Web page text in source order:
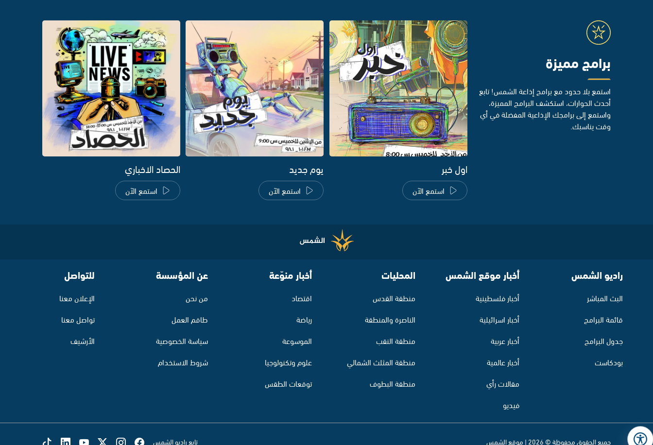
برامج مميزة
استمع بلا حدود مع برامج إذاعة الشمس! تابع
أحدث الحوارات، استكشف البرامج المميزة،
واستمع إلى برامجك الإذاعية المفضلة في أي
وقت يناسبك.
اول خبر
استمع الآن
يوم جديد
استمع الآن
الحصاد الاخباري
استمع الآن
راديو الشمس
البث المباشر
قائمة البرامج
جدول البرامج
بودكاست
أخبار موقع الشمس
أخبار فلسطينية
أخبار اسرائيلية
أخبار عربية
أخبار عالمية
مقالات رأي
فيديو
المحليات
منطقة القدس
الناصرة والمنطقة
منطقة النقب
منطقة المثلث الشمالي
منطقة البطوف
أخبار منوّعة
اقتصاد
رياضة
الموسوعة
علوم وتكنولوجيا
توقعات الطقس
عن المؤسسة
من نحن
طاقم العمل
سياسة الخصوصية
شروط الاستخدام
للتواصل
الإعلان معنا
تواصل معنا
الأرشيف
جميع الحقوق محفوظة © 2026 | موقع الشمس تابع راديو الشمس